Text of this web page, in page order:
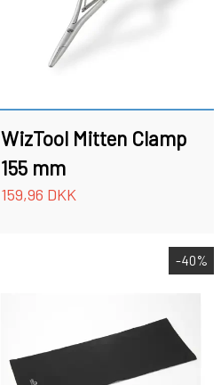
WizTool Mitten Clamp
155 mm
159,96 DKK
-40%